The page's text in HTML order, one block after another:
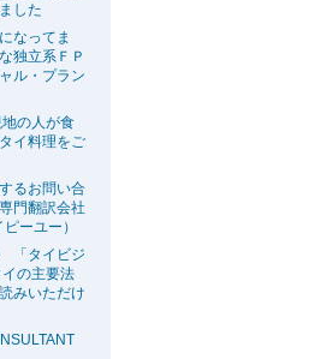
した
なってま
独立系ＦＰ
ル・プラン
の人が食
イ料理をご
るお問い合
門翻訳会社
ーユー）
「タイビジ
の主要法
みいただけ